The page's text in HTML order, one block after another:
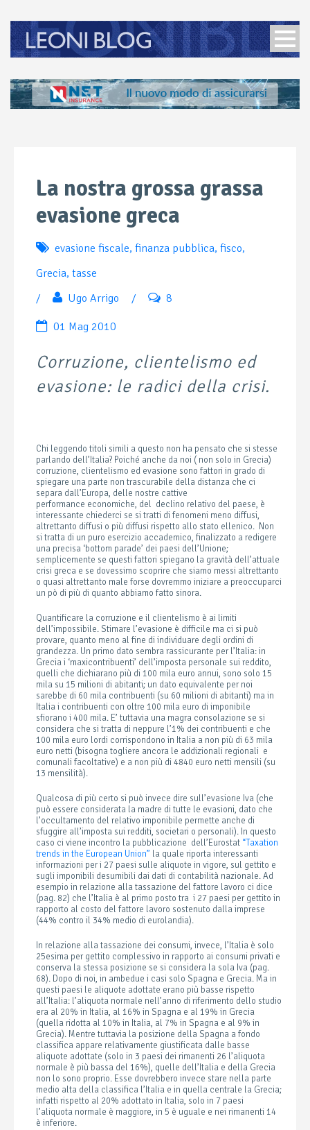
La nostra grossa grassa
evasione greca
evasione fiscale, finanza pubblica, fisco,
Grecia, tasse
/
Ugo Arrigo / 8
01 Mag 2010
Corruzione, clientelismo ed
evasione: le radici della crisi.
Chi leggendo titoli simili a questo non ha pensato che si stesse
parlando dell’Italia? Poiché anche da noi ( non solo in Grecia)
corruzione, clientelismo ed evasione sono fattori in grado di
spiegare una parte non trascurabile della distanza che ci
separa dall’Europa, delle nostre cattive
performance economiche, del declino relativo del paese, è
interessante chiederci se si tratti di fenomeni meno diffusi,
altrettanto diffusi o più diffusi rispetto allo stato ellenico. Non
si tratta di un puro esercizio accademico, finalizzato a redigere
una precisa ‘bottom parade’ dei paesi dell’Unione;
semplicemente se questi fattori spiegano la gravità dell’attuale
crisi greca e se dovessimo scoprire che siamo messi altrettanto
o quasi altrettanto male forse dovremmo iniziare a preoccuparci
un pò di più di quanto abbiamo fatto sinora.
Quantificare la corruzione e il clientelismo è ai limiti
dell’impossibile. Stimare l’evasione è difficile ma ci si può
provare, quanto meno al fine di individuare degli ordini di
grandezza. Un primo dato sembra rassicurante per l’Italia: in
Grecia i ‘maxicontribuenti’ dell’imposta personale sui reddito,
quelli che dichiarano più di 100 mila euro annui, sono solo 15
mila su 15 milioni di abitanti; un dato equivalente per noi
sarebbe di 60 mila contribuenti (su 60 milioni di abitanti) ma in
Italia i contribuenti con oltre 100 mila euro di imponibile
sfiorano i 400 mila. E’ tuttavia una magra consolazione se si
considera che si tratta di neppure l’1% dei contribuenti e che
100 mila euro lordi corrispondono in Italia a non più di 63 mila
euro netti (bisogna togliere ancora le addizionali regionali e
comunali facoltative) e a non più di 4840 euro netti mensili (su
13 mensilità).
Qualcosa di più certo si può invece dire sull’evasione Iva (che
può essere considerata la madre di tutte le evasioni, dato che
l’occultamento del relativo imponibile permette anche di
sfuggire all’imposta sui redditi, societari o personali). In questo
caso ci viene incontro la pubblicazione dell’Eurostat “Taxation
trends in the European Union” la quale riporta interessanti
informazioni per i 27 paesi sulle aliquote in vigore, sul gettito e
sugli imponibili desumibili dai dati di contabilità nazionale. Ad
esempio in relazione alla tassazione del fattore lavoro ci dice
(pag. 82) che l’Italia è al primo posto tra i 27 paesi per gettito in
rapporto al costo del fattore lavoro sostenuto dalla imprese
(44% contro il 34% medio di eurolandia).
In relazione alla tassazione dei consumi, invece, l’Italia è solo
25esima per gettito complessivo in rapporto ai consumi privati e
conserva la stessa posizione se si considera la sola Iva (pag.
68). Dopo di noi, in ambedue i casi solo Spagna e Grecia. Ma in
questi paesi le aliquote adottate erano più basse rispetto
all’Italia: l’aliquota normale nell’anno di riferimento dello studio
era al 20% in Italia, al 16% in Spagna e al 19% in Grecia
(quella ridotta al 10% in Italia, al 7% in Spagna e al 9% in
Grecia). Mentre tuttavia la posizione della Spagna a fondo
classifica appare relativamente giustificata dalle basse
aliquote adottate (solo in 3 paesi dei rimanenti 26 l’aliquota
normale è più bassa del 16%), quelle dell’Italia e della Grecia
non lo sono proprio. Esse dovrebbero invece stare nella parte
medio alta della classifica l’Italia e in quella centrale la Grecia;
infatti rispetto al 20% adottato in Italia, solo in 7 paesi
l’aliquota normale è maggiore, in 5 è uguale e nei rimanenti 14
è inferiore.